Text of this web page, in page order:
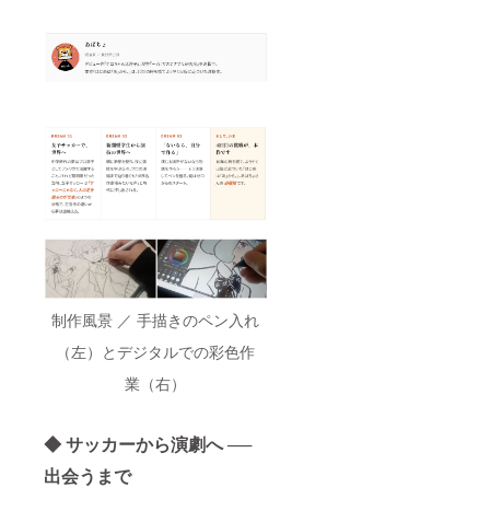
制作風景 ／ 手描きのペン入れ
（左）とデジタルでの彩色作
業（右）
◆ サッカーから演劇へ ──
出会うまで